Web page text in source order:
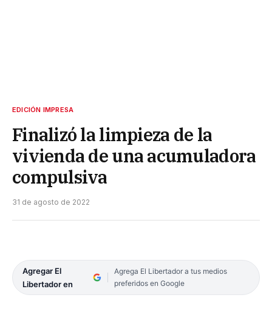
EDICIÓN IMPRESA
Finalizó la limpieza de la
vivienda de una acumuladora
compulsiva
31 de agosto de 2022
Agregar El
Libertador en
Agrega El Libertador a tus medios
preferidos en Google